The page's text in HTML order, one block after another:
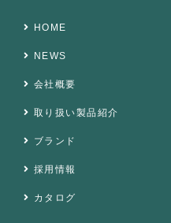
HOME
NEWS
会社概要
取り扱い製品紹介
ブランド
採用情報
カタログ